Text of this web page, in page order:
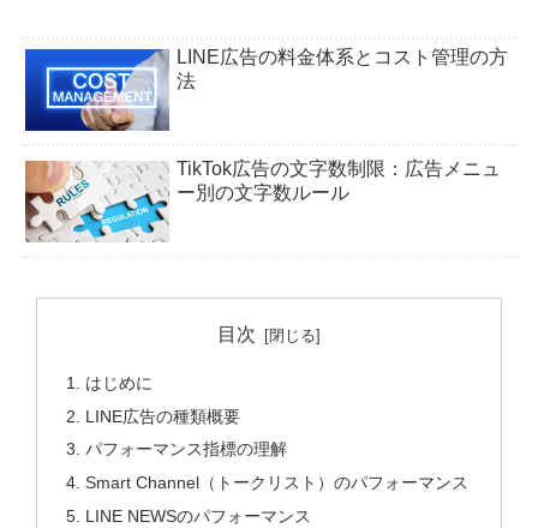
LINE広告の料金体系とコスト管理の方
法
TikTok広告の文字数制限：広告メニュ
ー別の文字数ルール
目次
はじめに
LINE広告の種類概要
パフォーマンス指標の理解
Smart Channel（トークリスト）のパフォーマンス
LINE NEWSのパフォーマンス